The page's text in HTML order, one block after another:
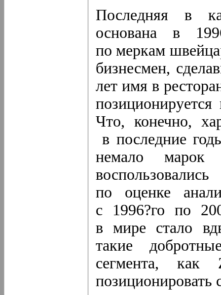
Последняя в
основана в
по меркам
бизнесмен,
лет имя в
Что, конечно,
в последние
немало марок
по оценке
с 1996?го по
в мире стало
такие
сегмента, как
позиционировать